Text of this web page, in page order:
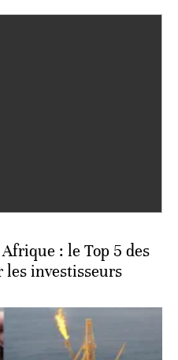
: le Top 5 des
les investisseurs